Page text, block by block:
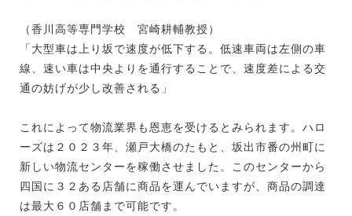
（香川高等専門学校 宮崎耕輔教授）
「大型車は上り坂で速度が低下する。低速車両は左側の車
線、速い車は中央よりを通行することで、速度差による交
通の妨げが少し改善される」
これによって物流業界も恩恵を受けるとみられます。ハロ
ーズは２０２３年、瀬戸大橋のたもと、坂出市番の州町に
新しい物流センターを稼働させました。このセンターから
四国に３２ある店舗に商品を運んでいますが、商品の調達
は最大６０店舗まで可能です。